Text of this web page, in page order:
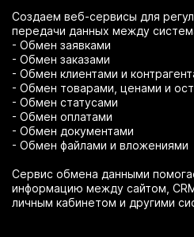
Создаем веб-сервисы для
передачи данных между
- Обмен заявками
- Обмен заказами
- Обмен клиентами и
- Обмен товарами, ценами и
- Обмен статусами
- Обмен оплатами
- Обмен документами
- Обмен файлами и вложениями
Сервис обмена данными
информацию между сайтом,
личным кабинетом и другими